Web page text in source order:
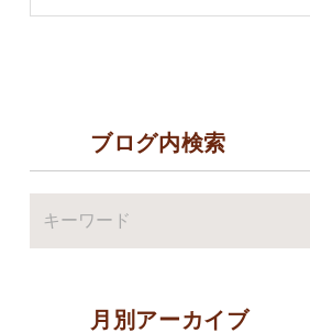
ブログ内検索
月別アーカイブ